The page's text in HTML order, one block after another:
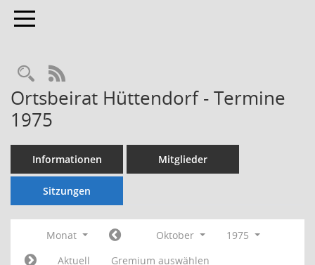
Toggle navigation
Rechercheauswahl
RSS-Feed
Ortsbeirat Hüttendorf - Termine
1975
Informationen Mitglieder
Sitzungen
Monat Oktober
1975
Aktuell
Gremium auswählen